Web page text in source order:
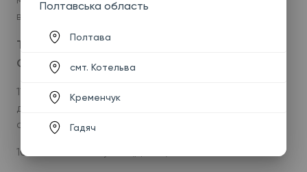
відділення, для отримання домедичної допомоги.
ТЕЛЕФОНИ РЯТУВАЛЬНИХ ТА АВАРІЙНИХ
СЛУЖБ
112 - Єдиний номер виклику всіх служб екстреної
допомоги (диспетчер викличе бригаду потрібної
служби)
101 - Пожежна служба (ДСНС)
Полтавська область
Полтава
смт. Котельва
Кременчук
Гадяч